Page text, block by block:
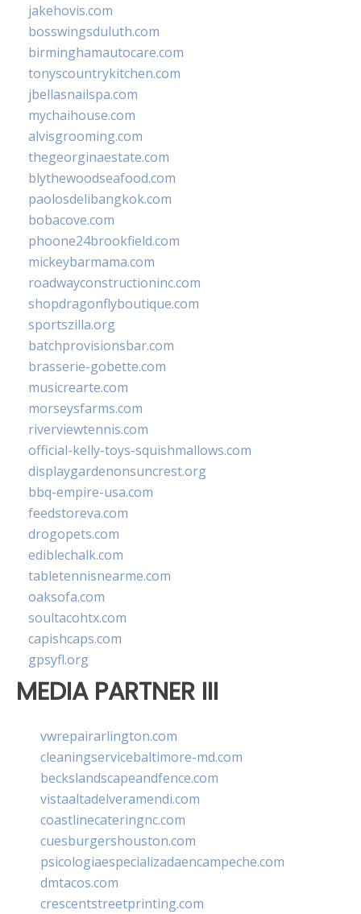
jakehovis.com
bosswingsduluth.com
birminghamautocare.com
tonyscountrykitchen.com
jbellasnailspa.com
mychaihouse.com
alvisgrooming.com
thegeorginaestate.com
blythewoodseafood.com
paolosdelibangkok.com
bobacove.com
phoone24brookfield.com
mickeybarmama.com
roadwayconstructioninc.com
shopdragonflyboutique.com
sportszilla.org
batchprovisionsbar.com
brasserie-gobette.com
musicrearte.com
morseysfarms.com
riverviewtennis.com
official-kelly-toys-squishmallows.com
displaygardenonsuncrest.org
bbq-empire-usa.com
feedstoreva.com
drogopets.com
ediblechalk.com
tabletennisnearme.com
oaksofa.com
soultacohtx.com
capishcaps.com
gpsyfl.org
MEDIA PARTNER III
vwrepairarlington.com
cleaningservicebaltimore-md.com
beckslandscapeandfence.com
vistaaltadelveramendi.com
coastlinecateringnc.com
cuesburgershouston.com
psicologiaespecializadaencampeche.com
dmtacos.com
crescentstreetprinting.com